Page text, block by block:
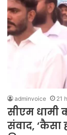
adminvoice 21
सीएम धामी
संवाद, ‘कैसा